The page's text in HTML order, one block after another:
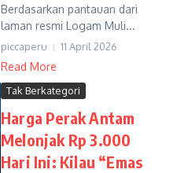
Berdasarkan pantauan dari
laman resmi Logam Muli...
piccaperu 11 April 2026
Read More
Tak Berkategori
Harga Perak Antam
Melonjak Rp 3.000
Hari Ini: Kilau “Emas